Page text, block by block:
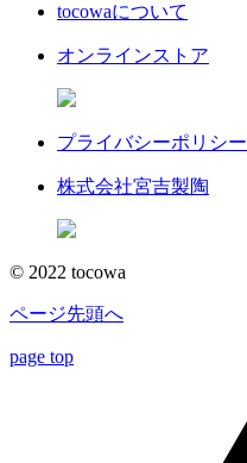
tocowaについて
オンラインストア
プライバシーポリシー
株式会社宮吉製陶
© 2022 tocowa
ページ先頭へ
page top